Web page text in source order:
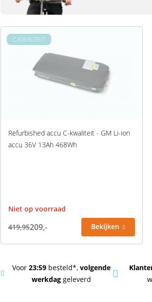
C-KWALITEIT
Refurbished accu C-kwaliteit - GM Li-ion
accu 36V 13Ah 468Wh
Niet op voorraad
419,95209,- Bekijken
Voor 23:59besteld*, volgende
werkdaggeleverd